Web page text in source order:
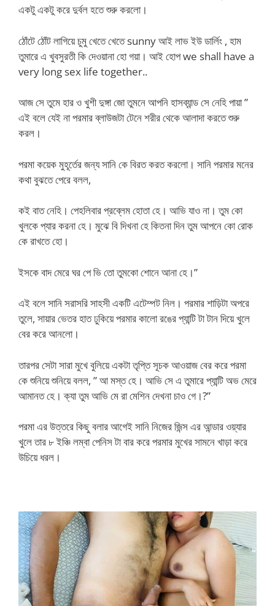
একটু একটু করে দুর্বল হতে শুরু করলো।
ঠোঁটে ঠোঁট লাগিয়ে চুমু খেতে খেতে sunny আই লাভ ইউ ডার্লিং , হাম
তুমারে এ খুবসুরতী কি দেওয়ানা হো গয়া। আই হোপ we shall have a
very long sex life together..
আজ সে তুমে হার ও খুশী দুঙ্গা জো তুমনে আপনি হাসব্যান্ড সে নেহি পায়া ”
এই বলে যেই না পরমার ব্লাউজটা টেনে শরীর থেকে আলাদা করতে শুরু
করল।
পরমা কয়েক মুহূর্তের জন্য সানি কে বিরত করত করলো। সানি পরমার মনের
কথা বুঝতে পেরে বলল,
কই বাত নেহি। পেহলিবার প্রব্লেম হোতা হে। আভি যাও না। তুম কো
খুলকে প্যার করনা হে। মুঝে বি দিখনা হে কিতনা দিন তুম আপনে কো রোক
কে রাখতে হো।
ইসকে বাদ মেরে ঘর পে ভি তো তুমকো শোনে আনা হে।”
এই বলে সানি সরাসরি সাহসী একটি এটেম্পট নিল। পরমার শাড়িটা অপরে
তুলে, সায়ার ভেতর হাত ঢুকিয়ে পরমার কালো রঙের প্যান্টি টা টান দিয়ে খুলে
বের করে আনলো।
তারপর সেটা সারা মুখে বুলিয়ে একটা তৃপ্তি সূচক আওয়াজ বের করে পরমা
কে শুনিয়ে শুনিয়ে বলল, ” আ মস্ত হে। আভি সে এ তুমারে প্যান্টি অভ মেরে
আমানত হে। ক্যা তুম আভি মে রা মেশিন দেখনা চাও গে।?”
পরমা এর উত্তরে কিছু বলার আগেই সানি নিজের জিন্স এর আন্ডার ওয়্যার
খুলে তার ৮ ইঞ্চি লম্বা পেনিস টা বার করে পরমার মুখের সামনে খাড়া করে
উচিয়ে ধরল।